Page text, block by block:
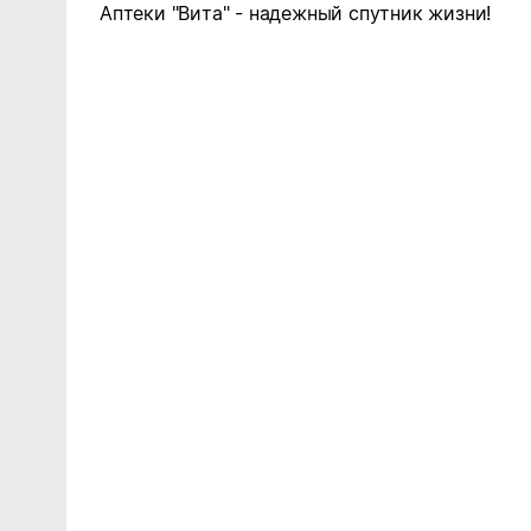
Аптеки "Вита" - надежный спутник жизни!